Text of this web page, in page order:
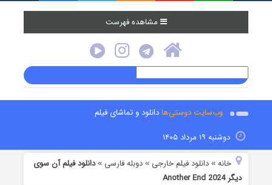
مشاهده فهرست
وب‌سایت دوستی‌هادانلود و تماشای فیلم
دوشنبه ۱۹ مرداد ۱۴۰۵
خانه »دانلود فیلم خارجی »دوبله فارسی »دانلود فیلم آن سوی
دیگر Another End 2024